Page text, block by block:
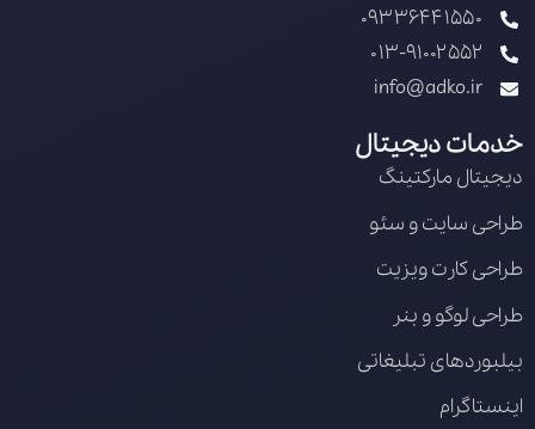
09336441550
013-91002552
info@adko.ir
خدمات دیجیتال
دیجیتال مارکتینگ
طراحی سایت و سئو
طراحی کارت ویزیت
طراحی لوگو و بنر
بیلبوردهای تبلیغاتی
اینستاگرام